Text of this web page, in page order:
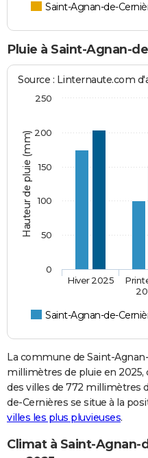
Saint-Agnan-de-
Pluie à Saint-Agnan-
Hauteur de pluie (mm)
Source : Linternaute.com
Saint-Agnan-de-
Hiver 2025
0
50
100
150
200
250
La commune de Saint-
millimètres de pluie en
des villes de 772 millimètres
de-Cernières se situe à la
villes les plus pluvieuses.
Climat à Saint-Agnan-